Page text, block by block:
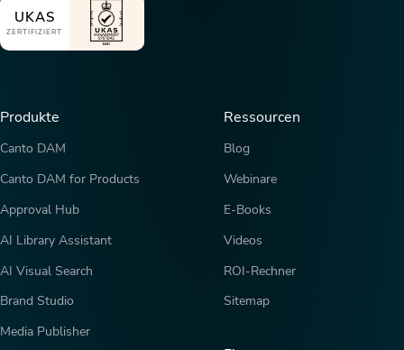
UKAS
ZERTIFIZIERT
Produkte
Canto DAM
Canto DAM for Products
Approval Hub
AI Library Assistant
AI Visual Search
Brand Studio
Media Publisher
Ressourcen
Blog
Webinare
E-Books
Videos
ROI-Rechner
Sitemap